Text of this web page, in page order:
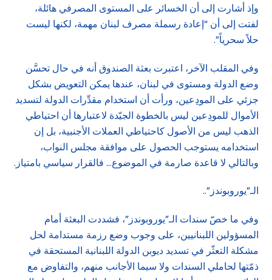
وإذ أشارت إلى أن الخسائر على المستوى المصرفي هائلة،
لفتت إلى أن “إعادة رسملة مصرف لبنان مهمة، لكنها ليست
حلاً سحرياً”.
وفي المقلب الآخر، اعتبرت بعثة الصندوق أنه في حال تحسَّن
وضع الدولة ومستوى في لبنان، عندها يمكن التعويض بشكل
جزئي على المودِعين، ورأت أن استخدام مقدِّرات الدولة لتسديد
الأموال للمودِعين ليس بالخطوة الجيّدة لاعتبارها أن احتياطي
الذهب ليس من الأصول كاحتياطي العملات الأجنبية، بل إن
استخدامه يستوجب الحصول على موافقة مجلس النواب،
وبالتالي لا قاعدة صارمة في الموضوع… فالقرار سياسي بامتياز.
الـ”يوروبوندز”..
وفي ما خصّ سندات الـ”يوروبوندز”، فشددت البعثة أمام
المسؤولين اللبنانيين، على وجوب وضع رزمة مستدامة لحل
مشكلة التعثّر في تسديد ديوبن الدولة اللبنانية المستحقة في
ذمّتها لحاملي السندات ولا سيما الأجانب منهم، والتفاوض مع